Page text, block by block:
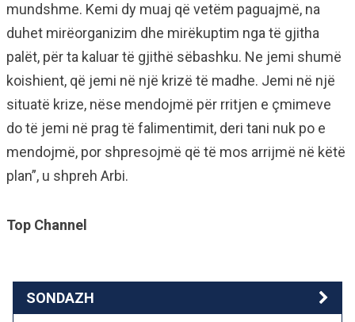
mundshme. Kemi dy muaj që vetëm paguajmë, na
duhet mirëorganizim dhe mirëkuptim nga të gjitha
palët, për ta kaluar të gjithë sëbashku. Ne jemi shumë
koishient, që jemi në një krizë të madhe. Jemi në një
situatë krize, nëse mendojmë për rritjen e çmimeve
do të jemi në prag të falimentimit, deri tani nuk po e
mendojmë, por shpresojmë që të mos arrijmë në këtë
plan”, u shpreh Arbi.
Top Channel
SONDAZH